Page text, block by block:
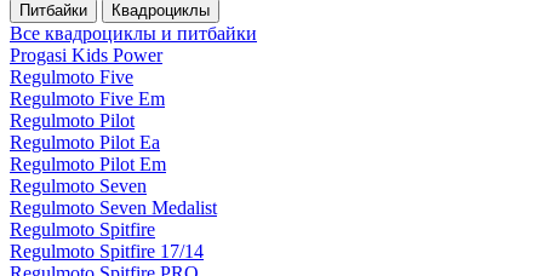
Питбайки Квадроциклы
Все квадроциклы и питбайки
Progasi Kids Power
Regulmoto Five
Regulmoto Five Em
Regulmoto Pilot
Regulmoto Pilot Ea
Regulmoto Pilot Em
Regulmoto Seven
Regulmoto Seven Medalist
Regulmoto Spitfire
Regulmoto Spitfire 17/14